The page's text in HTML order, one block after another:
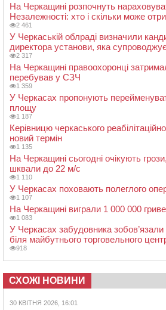
На Черкащині розпочнуть
Незалежності: хто і скільки може
2 461
У Черкаській облраді визначили
директора установи, яка
2 317
На Черкащині правоохоронці
перебував у СЗЧ
1 359
У Черкасах пропонують
площу
1 187
Керівницю черкаського
новий термін
1 135
На Черкащині сьогодні очікують
шквали до 22 м/с
1 110
У Черкасах поховають полеглого
1 107
На Черкащині виграли 1 000 000
1 083
У Черкасах забудовника
біля майбутнього торговельного
918
СХОЖІ НОВИНИ
30 КВІТНЯ 2026, 16:01